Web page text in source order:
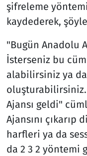
şifreleme
kaydederek,
"Bugün Anadolu
İsterseniz bu
alabilirsiniz ya
oluşturabilirsiniz.
Ajansı geldi"
Ajansını
harfleri ya da
da 2 3 2